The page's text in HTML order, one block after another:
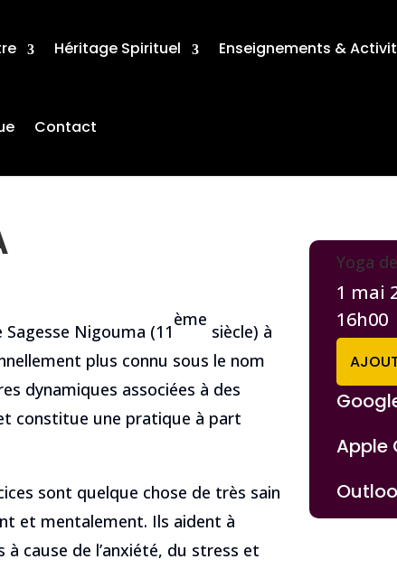
Héritage Spirituel Enseignements &
Contact
Sagesse Nigouma (11
ème
siècle) à
plus connu sous le nom
dynamiques associées à des
constitue une pratique à part
sont quelque chose de très sain
et mentalement. Ils aident à
cause de l’anxiété, du stress et
Yoga
1 mai
16h00
Apple